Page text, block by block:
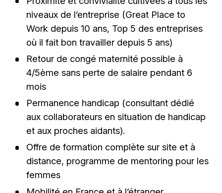
niveaux de l’entreprise (Great Place to
Work depuis 10 ans, Top 5 des entreprises
où il fait bon travailler depuis 5 ans)
Retour de congé maternité possible à
4/5ème sans perte de salaire pendant 6
mois
Permanence handicap (consultant dédié
aux collaborateurs en situation de handicap
et aux proches aidants).
Offre de formation complète sur site et à
distance, programme de mentoring pour les
femmes